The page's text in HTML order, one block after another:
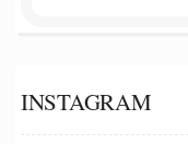
INSTAGRAM